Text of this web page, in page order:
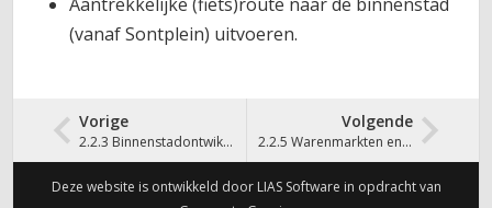
(vanaf Sontplein) uitvoeren.
Vorige
2.2.3 Binnenstadontwikkeling
Volgende
2.2.5 Warenmarkten en standplaatsen
Deze website is ontwikkeld door LIAS Software in opdracht van